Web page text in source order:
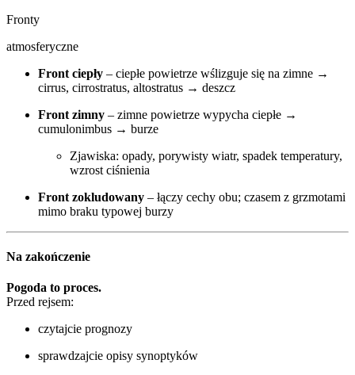
Fronty
atmosferyczne
Front ciepły – ciepłe powietrze wślizguje się na zimne →
cirrus, cirrostratus, altostratus → deszcz
Front zimny – zimne powietrze wypycha ciepłe →
cumulonimbus → burze
Zjawiska: opady, porywisty wiatr, spadek temperatury,
wzrost ciśnienia
Front zokludowany – łączy cechy obu; czasem z grzmotami
mimo braku typowej burzy
Na zakończenie
Pogoda to proces.
Przed rejsem:
czytajcie prognozy
sprawdzajcie opisy synoptyków